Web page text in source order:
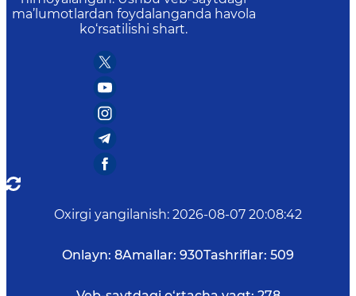
ma’lumotlardan foydalanganda havola
ko‘rsatilishi shart.
Oxirgi yangilanish: 2026-08-07 20:08:42
Onlayn: 8Amallar: 930Tashriflar: 509